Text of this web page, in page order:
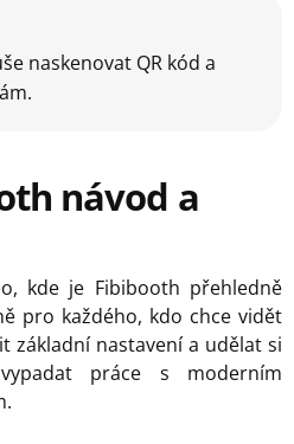
naskenovat QR kód a
návod a
kde je Fibibooth přehledně
pro každého, kdo chce vidět
základní nastavení a udělat si
práce s moderním